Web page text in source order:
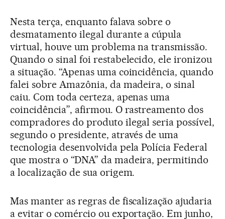
Nesta terça, enquanto falava sobre o
desmatamento ilegal durante a cúpula
virtual, houve um problema na transmissão.
Quando o sinal foi restabelecido, ele ironizou
a situação. “Apenas uma coincidência, quando
falei sobre Amazônia, da madeira, o sinal
caiu. Com toda certeza, apenas uma
coincidência”, afirmou. O rastreamento dos
compradores do produto ilegal seria possível,
segundo o presidente, através de uma
tecnologia desenvolvida pela Polícia Federal
que mostra o “DNA” da madeira, permitindo
a localização de sua origem.
Mas manter as regras de fiscalização ajudaria
a evitar o comércio ou exportação. Em junho,